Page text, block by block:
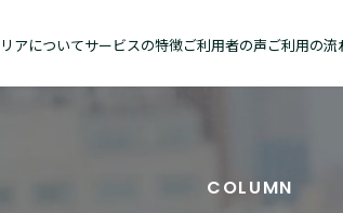
アについてサービスの特徴ご利用者の声ご利用の流
COLUMN